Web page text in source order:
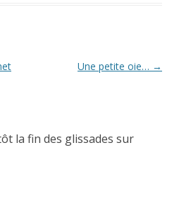
Une petite oie… →
la fin des glissades sur